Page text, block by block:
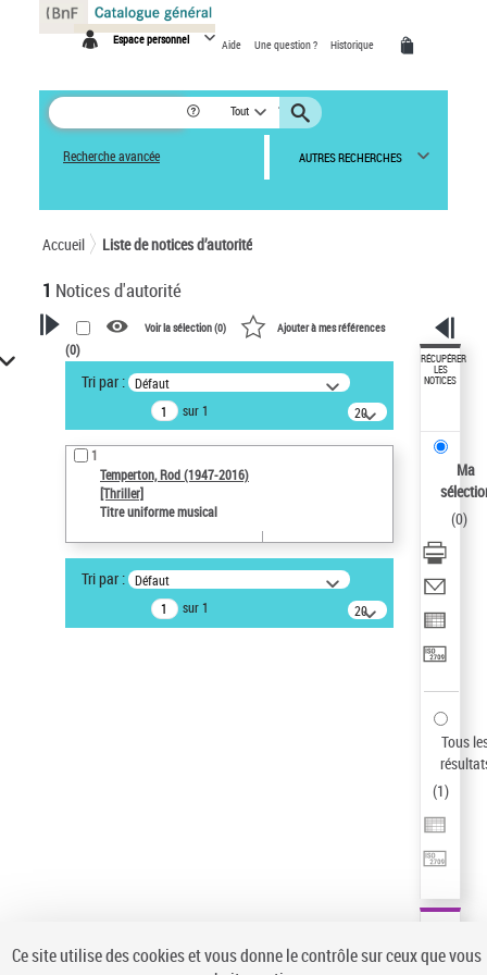
Espace personnel Aide Une question ? Historique
Tout
Recherche avancée AUTRES RECHERCHES
Accueil Liste de notices d’autorité
1 Notices d'autorité
VOTRE RECHERCHE
Recherche avancée dans les
notices d’autorité
Œuvres liées à l'auteur :
Temperton, Rod (1947-2016)
Auteur d’œuvre
Type de notice d'autorité
Voir la sélection (0) Ajouter à mes références
(0)
Tri par : Défaut
sur 1
20
résultats/page
1
Temperton, Rod (1947-2016)
[Thriller]
Titre uniforme musical
Tri par : Défaut
sur 1
20
résultats/page
RÉCUPÉRER
LES
NOTICES
Ma
(0)
Tous
(1)
Panneau de gestion des cookies
Ce site utilise des cookies et vous donne le contrôle sur ceux que vous